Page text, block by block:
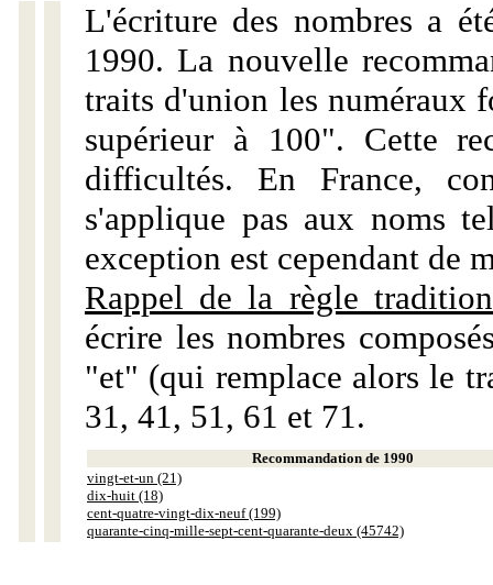
L'écriture des nombres a
1990. La nouvelle
traits d'union les numéraux
supérieur à 100". Cette
difficultés. En France,
s'applique pas aux noms
exception est cependant de
Rappel de la règle
écrire les nombres
"et" (qui remplace alors le
31, 41, 51, 61 et 71.
Recommandation de 1990
vingt-et-un (21)
dix-huit (18)
cent-quatre-vingt-dix-neuf (199)
quarante-cinq-mille-sept-cent-quarante-deux (45742)